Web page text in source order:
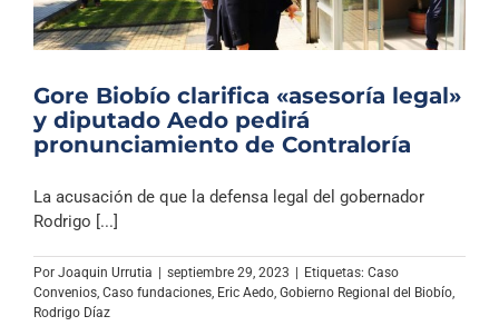
Gore Biobío clarifica «asesoría legal»
y diputado Aedo pedirá
pronunciamiento de Contraloría
La acusación de que la defensa legal del gobernador
Rodrigo [...]
Por Joaquin Urrutia | septiembre 29, 2023 | Etiquetas: Caso
Convenios Caso fundaciones Eric Aedo Gobierno Regional del Biobío
Rodrigo Díaz